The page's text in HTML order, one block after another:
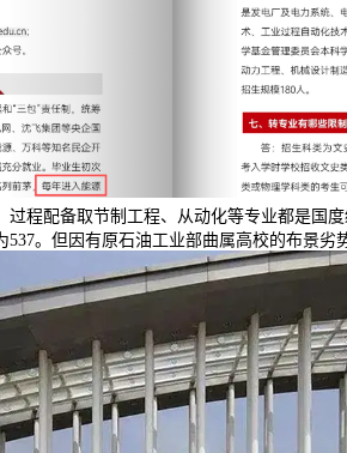
过程配备取节制工程、从动化等专业都是国
。但因有原石油工业部曲属高校的布景劣